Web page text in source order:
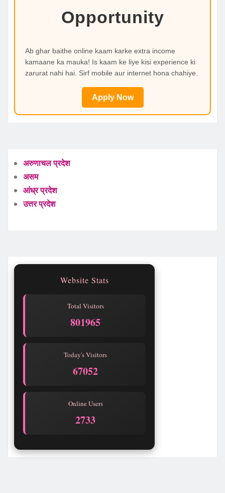
Opportunity
Ab ghar baithe online kaam karke extra income
kamaane ka mauka! Is kaam ke liye kisi experience ki
zarurat nahi hai. Sirf mobile aur internet hona chahiye.
Apply Now
अरुणाचल प्रदेश
असम
आंध्र प्रदेश
उत्तर प्रदेश
Website Stats
Total Visitors
801965
Today's Visitors
67052
Online Users
2729